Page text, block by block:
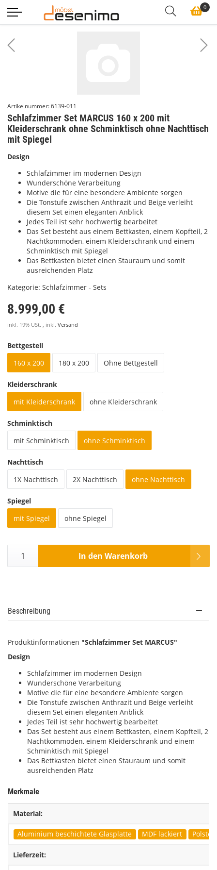
0
Artikelnummer:6139-011
Schlafzimmer Set MARCUS 160 x 200 mit
Kleiderschrank ohne Schminktisch ohne Nachttisch
mit Spiegel
Design
Schlafzimmer im modernen Design
Wunderschöne Verarbeitung
Motive die für eine besondere Ambiente sorgen
Die Tonstufe zwischen Anthrazit und Beige verleiht
diesem Set einen eleganten Anblick
Jedes Teil ist sehr hochwertig bearbeitet
Das Set besteht aus einem Bettkasten, einem Kopfteil, 2
Nachtkommoden, einem Kleiderschrank und einem
Schminktisch mit Spiegel
Das Bettkasten bietet einen Stauraum und somit
ausreichenden Platz
Kategorie: Schlafzimmer - Sets
8.999,00 €
inkl. 19% USt. , inkl. Versand
Bettgestell
160 x 200
180 x 200 Ohne Bettgestell
Kleiderschrank
mit Kleiderschrank
ohne Kleiderschrank
Schminktisch
mit Schminktisch
ohne Schminktisch
Nachttisch
1X Nachttisch
2X Nachttisch ohne Nachttisch
Spiegel
mit Spiegel
ohne Spiegel
In den Warenkorb
Beschreibung
Produktinformationen "Schlafzimmer Set MARCUS"
Design
Schlafzimmer im modernen Design
Wunderschöne Verarbeitung
Motive die für eine besondere Ambiente sorgen
Die Tonstufe zwischen Anthrazit und Beige verleiht
diesem Set einen eleganten Anblick
Jedes Teil ist sehr hochwertig bearbeitet
Das Set besteht aus einem Bettkasten, einem Kopfteil, 2
Nachtkommoden, einem Kleiderschrank und einem
Schminktisch mit Spiegel
Das Bettkasten bietet einen Stauraum und somit
ausreichenden Platz
Merkmale
Material:
Aluminium beschichtete Glasplatte MDF lackiert Polster
Lieferzeit: